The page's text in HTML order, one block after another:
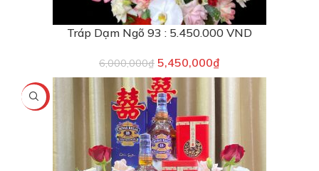
Tráp Dạm Ngõ 93 : 5.450.000 VND
6,000,000₫ 5,450,000₫
-9%